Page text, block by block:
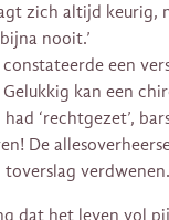
zich altijd keurig,
nooit.’
een
kan een
‘rechtgezet’,
De
toverslag verdwenen.
dat het leven vol